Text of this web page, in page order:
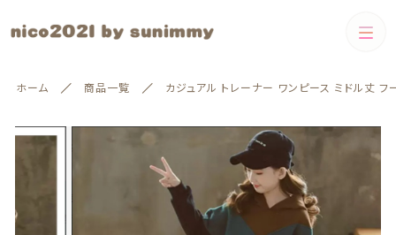
ホーム 商品一覧 カジュアル トレーナー ワンピース ミドル丈 フ
カートに商品を追加しました
ド付き
配送方法
数量
（税込）
カテゴリー
Boys Girls
すべて
Girls
絞り込み検索